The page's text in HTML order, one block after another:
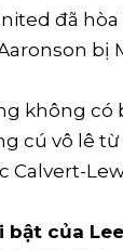
đã hòa
không
cú vô lê
⁠Calvert-
bật của